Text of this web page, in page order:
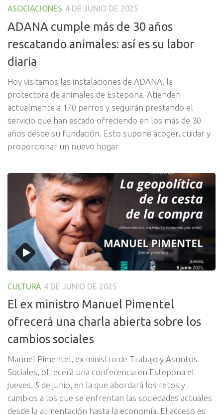
ASOCIACIONES 4 DE JUNIO DE 2025
ADANA cumple más de 30 años
rescatando animales: así es su labor
diaria
Hoy visitamos las instalaciones de ADANA, la
protectora de animales de Estepona. Atienden
actualmente a 170 perros y seguirán prestando el
servicio que han estado ofreciendo en los más de 30
años desde su fundación. Esto supone acoger, cuidar y
proporcionar un nuevo hogar
CULTURA 4 DE JUNIO DE 2025
El ex ministro Manuel Pimentel
ofrecerá una charla abierta sobre los
cambios sociales
Manuel Pimentel, ex ministro de Trabajo y Asuntos
Sociales, ofrecerá una conferencia en Estepona el
jueves, 5 de junio, en la que abordará los retos y
cambios a los que se enfrentan las sociedades actuales
desde la alimentación hasta la economía. El acceso es